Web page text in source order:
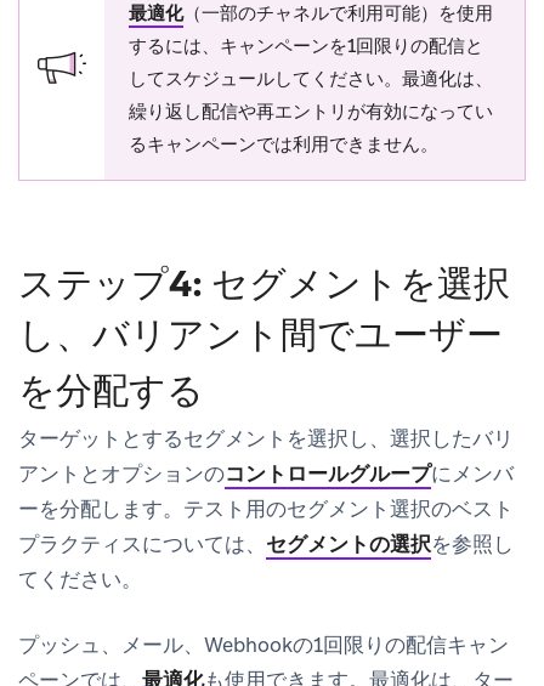
最適化（一部のチャネルで利用可能）を使用
するには、キャンペーンを1回限りの配信と
してスケジュールしてください。最適化は、
繰り返し配信や再エントリが有効になってい
るキャンペーンでは利用できません。
ステップ4: セグメントを選択
し、バリアント間でユーザー
を分配する
ターゲットとするセグメントを選択し、選択したバリ
アントとオプションのコントロールグループにメンバ
ーを分配します。テスト用のセグメント選択のベスト
プラクティスについては、 セグメントの選択を参照し
てください。
プッシュ、メール、Webhookの1回限りの配信キャン
ペーンでは、 最適化も使用できます。最適化は、ター